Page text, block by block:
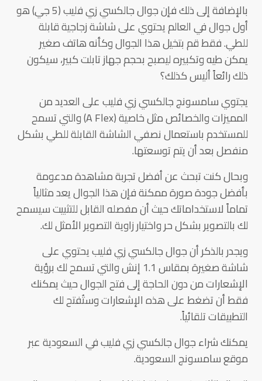
بالإضافة إلى ذلك فإن جوال جالكسي زي فليب (5 جي) هو
أول جوال في العالم يحتوي على شاشة زجاجية قابلة
للطي. فقط قم بتخيل هذا الجوال وكأنه هاتف صغير
يمكن طيه وتكبيره ليصبح بحجم جهاز تابلت كبير، سيكون
ذلك رائعاً أليس كذلك؟
يجتوي سامسونج جالكسي زي فليب على العديد من
المميزات والخصائص مثل خاصية (A Flex) والتي تسمح
للمستخدم باستعمال نصفي الشاشة القابلة للطي بشكل
منفصل بعد أن يتم توسعتها.
وبحال كنت تبحث عن أفضل تجربة مشاهدة مدعومة
بأفضل جودة صورة ممكنة فإن هذا الجوال يعد مثالياً
تماماً لاستخداماتك حيث أن مفصله القابل للتثبيت سيسمح
لك بالتصوير بشكل حر واختيار زاوية التصوير الأمثل لك.
ويجدر بالذكر أن جوال جالكسي زي فليب يحتوي على
شاشة صغيرة بمقاس 1.1 إنش والتي تسمح لك برؤية
الإشعارات من دون الحاجة إلى فتح الجوال حيث يمكنك
فقط أن تضغط على هذه الإشعارات وستُفتح لك
التطبيقات تلقائياً.
يمكنك شراء جوال جالكسي زي فليب في السعودية عبر
موقع سامسونج السعودية.